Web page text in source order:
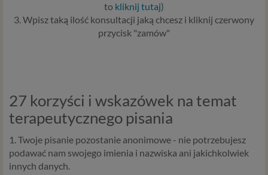
to kliknij tutaj)
3. Wpisz taką ilość konsultacji jaką chcesz i kliknij czerwony
przycisk "zamów"
27 korzyści i wskazówek na temat
terapeutycznego pisania
1. Twoje pisanie pozostanie anonimowe - nie potrzebujesz
podawać nam swojego imienia i nazwiska ani jakichkolwiek
innych danych.